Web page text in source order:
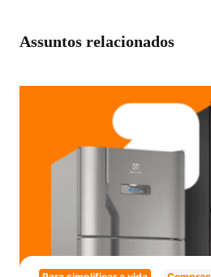
Assuntos relacionados